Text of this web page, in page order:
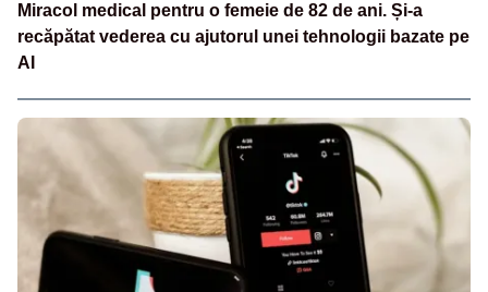
Miracol medical pentru o femeie de 82 de ani. Și-a
recăpătat vederea cu ajutorul unei tehnologii bazate pe
AI